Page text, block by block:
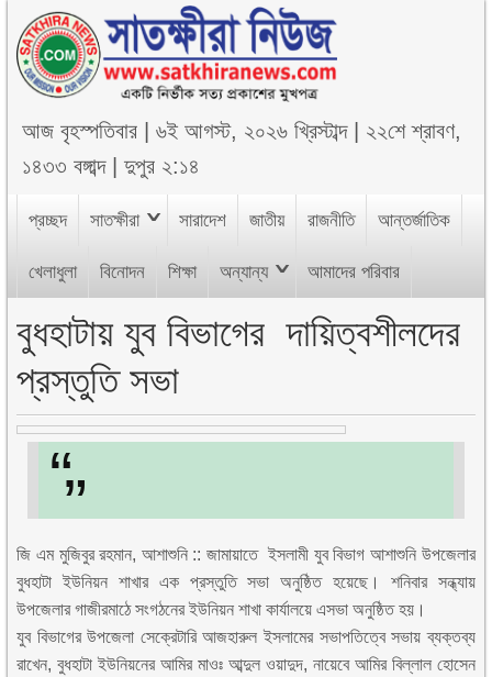
আজবৃহস্পতিবার |৬ই আগস্ট, ২০২৬ খ্রিস্টাব্দ| ২২শে শ্রাবণ,
১৪৩৩ বঙ্গাব্দ|দুপুর ২:১৪
প্রচ্ছদ সাতক্ষীরা সারাদেশ জাতীয় রাজনীতি আন্তর্জাতিক
খেলাধুলা বিনোদন শিক্ষা অন্যান্য আমাদের পরিবার
বুধহাটায় যুব বিভাগের দায়িত্বশীলদের
প্রস্তুতি সভা
জি এম মুজিবুর রহমান, আশাশুনি :: জামায়াতে ইসলামী যুব বিভাগ আশাশুনি উপজেলার
বুধহাটা ইউনিয়ন শাখার এক প্রস্তুতি সভা অনুষ্ঠিত হয়েছে। শনিবার সন্ধ্যায়
উপজেলার গাজীরমাঠে সংগঠনের ইউনিয়ন শাখা কার্যালয়ে এসভা অনুষ্ঠিত হয়।
যুব বিভাগের উপজেলা সেক্রেটারি আজহারুল ইসলামের সভাপতিত্বে সভায় ব্যক্তব্য
রাখেন, বুধহাটা ইউনিয়নের আমির মাওঃ আব্দুল ওয়াদুদ, নায়েবে আমির বিল্লাল হোসেন